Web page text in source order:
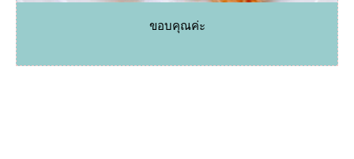
ขอบคุณค่ะ